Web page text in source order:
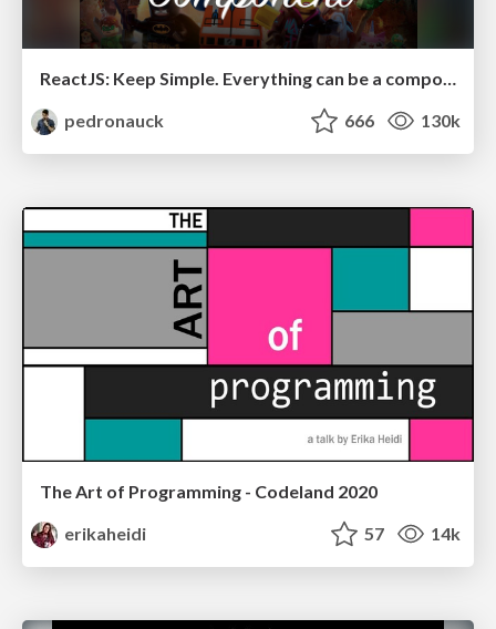
ReactJS: Keep Simple. Everything can be a component!
pedronauck
666 130k
The Art of Programming - Codeland 2020
erikaheidi
57 14k